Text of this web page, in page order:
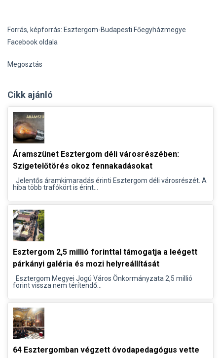
Forrás, képforrás: Esztergom-Budapesti Főegyházmegye
Facebook oldala
Megosztás
Cikk ajánló
Áramszünet Esztergom déli városrészében:
Szigetelőtörés okoz fennakadásokat
Jelentős áramkimaradás érinti Esztergom déli városrészét. A
hiba több trafókört is érint...
Esztergom 2,5 millió forinttal támogatja a leégett
párkányi galéria és mozi helyreállítását
Esztergom Megyei Jogú Város Önkormányzata 2,5 millió
forint vissza nem térítendő...
64 Esztergomban végzett óvodapedagógus vette